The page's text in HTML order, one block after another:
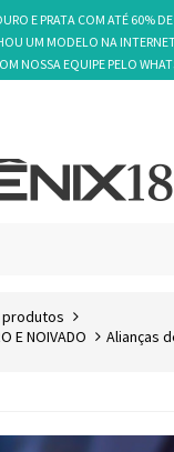
E PRATA COM ATÉ 60%
UM MODELO NA
NOSSA EQUIPE PELO
E NOIVADO
Alianças